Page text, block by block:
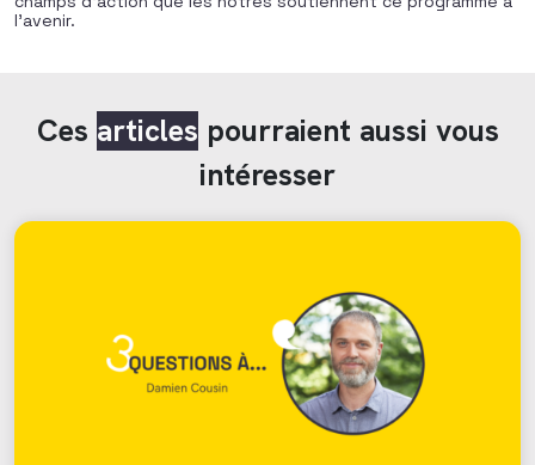
l’avenir.
Ces articles pourraient aussi vous
intéresser